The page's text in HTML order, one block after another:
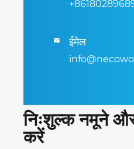
 ईमेल
निःशुल्क नमूने
करें